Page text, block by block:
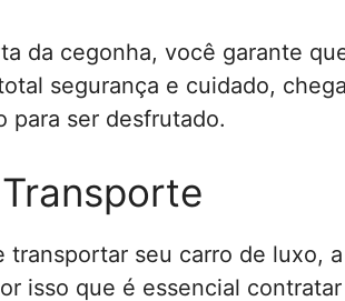
da cegonha, você garante
segurança e cuidado,
para ser desfrutado.
transportar seu carro de luxo,
isso que é essencial